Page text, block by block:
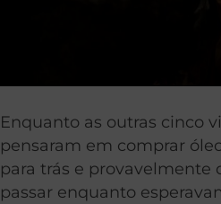
Enquanto as outras cinco
pensaram em comprar
para trás e provavelmente
passar enquanto